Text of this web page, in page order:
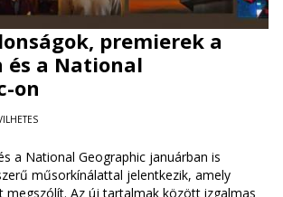
premierek a
és a National
on
a National Geographic januárban is
műsorkínálattal jelentkezik, amely
megszólít. Az új tartalmak között izgalmas